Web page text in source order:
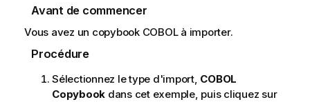
Avant de commencer
Vous avez un copybook COBOL à importer.
Procédure
Sélectionnez le type d'import, COBOL
Copybook dans cet exemple, puis cliquez sur